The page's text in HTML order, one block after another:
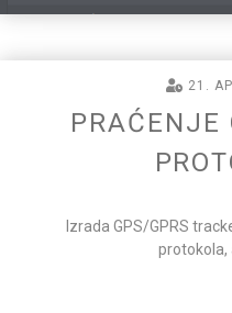
21.
Izrada GPS/GPRS
protokola,